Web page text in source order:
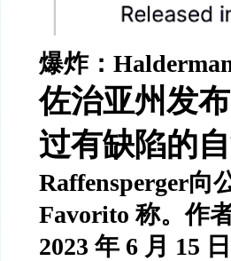
爆炸：
佐治亚州发
过有缺陷的
Raffensperger向
Favorito 称。作
2023 年 6 月 15 日